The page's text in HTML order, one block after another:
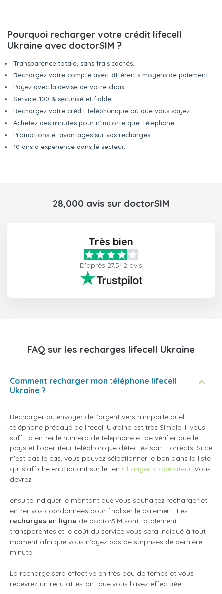
Pourquoi recharger votre crédit lifecell
Ukraine avec doctorSIM ?
Transparence totale, sans frais cachés.
Rechargez votre compte avec différents moyens de paiement.
Payez avec la devise de votre choix.
Service 100 % sécurisé et fiable.
Rechargez votre crédit téléphonique où que vous soyez.
Achetez des minutes pour n'importe quel téléphone.
Promotions et avantages sur vos recharges.
10 ans d expérience dans le secteur.
28,000 avis sur doctorSIM
Très bien
D'après 27,542 avis
FAQ sur les recharges lifecell Ukraine
Comment recharger mon téléphone lifecell
Ukraine ?
Recharger ou envoyer de l'argent vers n'importe quel
téléphone prépayé de lifecell Ukraine est très Simple. Il vous
suffit d entrer le numéro de téléphone et de vérifier que le
pays et l'opérateur téléphonique détectés sont corrects. Si ce
n'est pas le cas, vous pouvez sélectionner le bon dans la liste
qui s'affiche en cliquant sur le lien Changer d opérateur. Vous
devrez
ensuite indiquer le montant que vous souhaitez recharger et
entrer vos coordonnées pour finaliser le paiement. Les
recharges en ligne de doctorSIM sont totalement
transparentes et le coût du service vous sera indiqué à tout
moment afin que vous n'ayez pas de surprises de dernière
minute.
La recharge sera effective en très peu de temps et vous
recevrez un reçu attestant que vous l'avez effectuée.